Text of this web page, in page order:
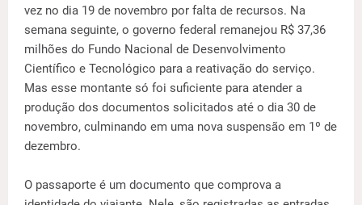
vez no dia 19 de novembro por falta de recursos. Na
semana seguinte, o governo federal remanejou R$ 37,36
milhões do Fundo Nacional de Desenvolvimento
Científico e Tecnológico para a reativação do serviço.
Mas esse montante só foi suficiente para atender a
produção dos documentos solicitados até o dia 30 de
novembro, culminando em uma nova suspensão em 1º de
dezembro.
O passaporte é um documento que comprova a